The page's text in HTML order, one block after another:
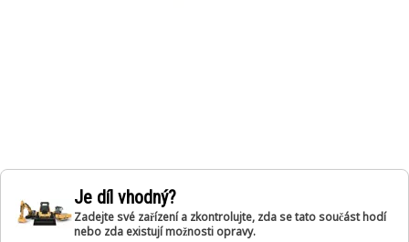
Je díl vhodný?
Zadejte své zařízení a zkontrolujte, zda se tato součást hodí
nebo zda existují možnosti opravy.